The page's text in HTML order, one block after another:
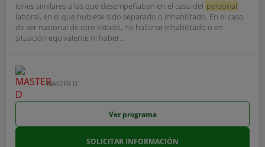
Iones similares a las que desempeñaban en el caso del personal
laboral, en el que hubiese sido separado o inhabilitado. En el caso
de ser nacional de otro Estado, no hallarse inhabilitado o en
situación equivalente ni haber...
MASTER D
Ver programa
SOLICITAR INFORMACIÓN